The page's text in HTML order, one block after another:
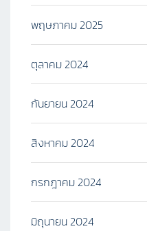
พฤษภาคม 2025
ตุลาคม 2024
กันยายน 2024
สิงหาคม 2024
กรกฎาคม 2024
มิถุนายน 2024